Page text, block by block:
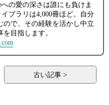
の愛の深さは誰にも負けま
ブラリは4,000冊ほど。自分
ので、その経験を活かし中立
目指します。
古い記事 >